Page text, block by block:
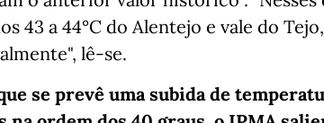
43 a 44°C do Alentejo e vale do
lê-se.
se prevê uma subida de